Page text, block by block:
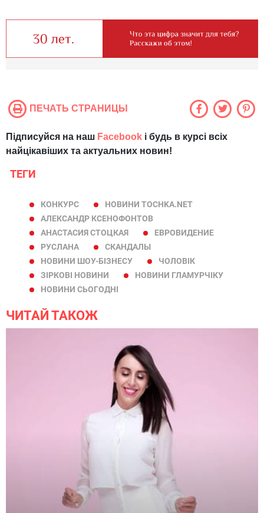
ПЕЧАТЬ СТРАНИЦЫ
Підписуйся на наш Facebook і будь в курсі всіх
найцікавіших та актуальних новин!
ТЕГИ
КОНКУРС
НОВИНИ TOCHKA.NET
АЛЕКСАНДР КСЕНОФОНТОВ
АНАСТАСИЯ СТОЦКАЯ
ЕВРОВИДЕНИЕ
РУСЛАНА
СКАНДАЛЫ
НОВИНИ ШОУ-БІЗНЕСУ
ЧОЛОВІК
ЗІРКОВІ НОВИНИ
НОВИНИ ГЛАМУРЧІКУ
НОВИНИ СЬОГОДНІ
ЧИТАЙ ТАКОЖ